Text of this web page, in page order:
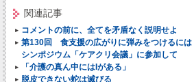
関連記事
コメントの前に、全てを矛盾なく説明せよ
第130回 食支援の広がりに弾みをつけるに
シンポジウム「ケアクリ会議」に参加して
「介護の真ん中にはIがある」
脱皮できない蛇は滅びる